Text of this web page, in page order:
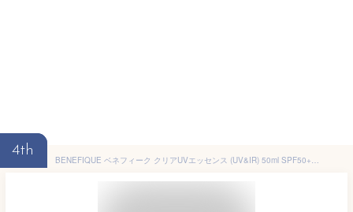
4th
BENEFIQUE ベネフィーク クリアUVエッセンス (UV&IR) 50ml SPF50+・PA++++ 日焼け止め用美容液 [ギフトラッピング対応]